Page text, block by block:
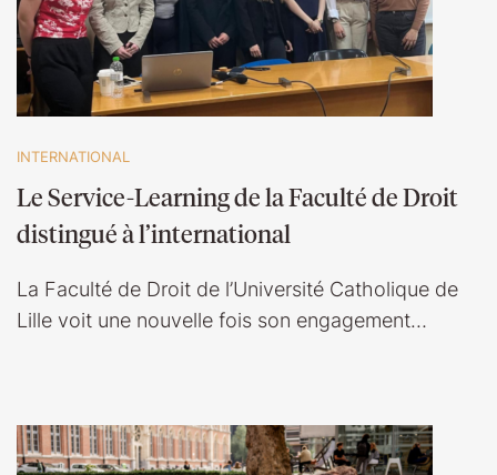
INTERNATIONAL
Le Service-Learning de la Faculté de Droit
distingué à l’international
La Faculté de Droit de l’Université Catholique de
Lille voit une nouvelle fois son engagement…